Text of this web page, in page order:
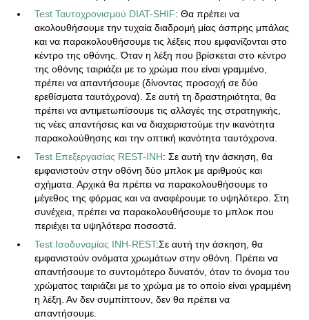
Test Ταυτοχρονισμού DIAT-SHIF: Θα πρέπει να
ακολουθήσουμε την τυχαία διαδρομή μίας άσπρης μπάλας
και να παρακολουθήσουμε τις λέξεις που εμφανίζονται στο
κέντρο της οθόνης. Όταν η λέξη που βρίσκεται στο κέντρο
της οθόνης ταιριάζει με το χρώμα που είναι γραμμένο,
πρέπει να απαντήσουμε (δίνοντας προσοχή σε δύο
ερεθίσματα ταυτόχρονα). Σε αυτή τη δραστηριότητα, θα
πρέπει να αντιμετωπίσουμε τις αλλαγές της στρατηγικής,
τις νέες απαντήσεις και να διαχειριστούμε την ικανότητα
παρακολούθησης και την οπτική ικανότητα ταυτόχρονα.
Test Επεξεργασίας REST-INH: Σε αυτή την άσκηση, θα
εμφανιστούν στην οθόνη δύο μπλοκ με αριθμούς και
σχήματα. Αρχικά θα πρέπει να παρακολουθήσουμε το
μέγεθος της φόρμας και να αναφέρουμε το υψηλότερο. Στη
συνέχεια, πρέπει να παρακολουθήσουμε το μπλοκ που
περιέχει τα υψηλότερα ποσοστά.
Test Ισοδυναμίας INH-REST:Σε αυτή την άσκηση, θα
εμφανιστούν ονόματα χρωμάτων στην οθόνη. Πρέπει να
απαντήσουμε το συντομότερο δυνατόν, όταν το όνομα του
χρώματος ταιριάζει με το χρώμα με το οποίο είναι γραμμένη
η λέξη. Αν δεν συμπίπτουν, δεν θα πρέπει να
απαντήσουμε.